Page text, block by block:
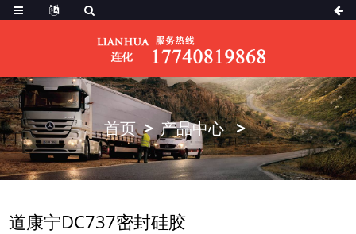
首页 产品中心
道康宁DC737密封硅胶